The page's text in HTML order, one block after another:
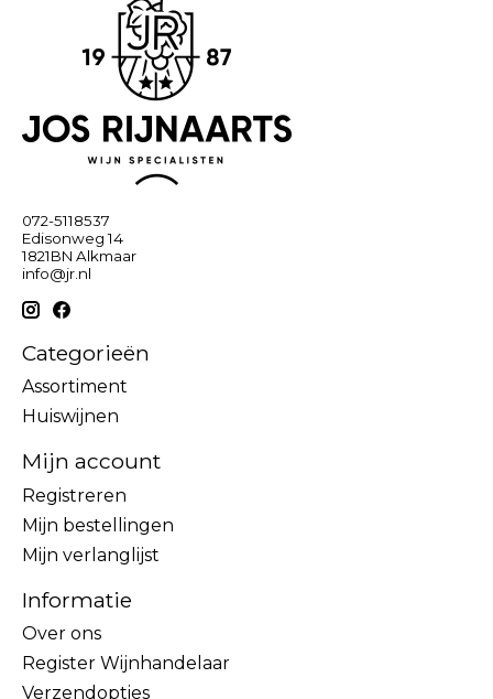
072-5118537
Edisonweg 14
1821BN Alkmaar
info@jr.nl
Categorieën
Assortiment
Huiswijnen
Mijn account
Registreren
Mijn bestellingen
Mijn verlanglijst
Informatie
Over ons
Register Wijnhandelaar
Verzendopties